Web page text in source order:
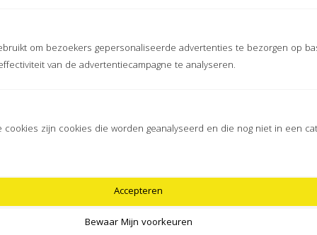
om bezoekers gepersonaliseerde advertenties te bezorgen op
van de advertentiecampagne te analyseren.
zijn cookies die worden geanalyseerd en die nog niet in een
Bewaar Mijn voorkeuren
Accepteren
Veilige betaalmethodes